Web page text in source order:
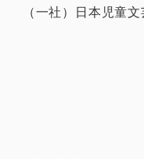
（一社）日本児童